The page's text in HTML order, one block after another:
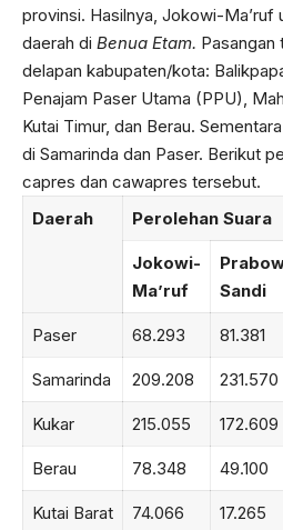
provinsi. Hasilnya, Jokowi-Ma’ruf
daerah di Benua Etam. Pasangan
delapan kabupaten/kota:
Penajam Paser Utama (PPU),
Kutai Timur, dan Berau.
di Samarinda dan Paser. Berikut
capres dan cawapres tersebut.
Daerah
Perolehan Suara
Jokowi-
Ma’ruf
Sandi
Paser 68.293 81.381
Samarinda 209.208 231.570
Kukar 215.055 172.609
Berau 78.348 49.100
Kutai Barat 74.066 17.265